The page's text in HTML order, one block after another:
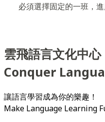
必須選擇固定的一班，
雲飛語言文化中心
Conquer
讓語言學習成為你的樂趣！
Make Language Learning